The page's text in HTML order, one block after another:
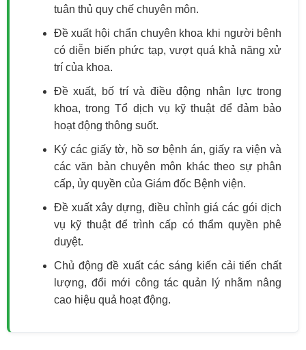
tuân thủ quy chế chuyên môn.
Đề xuất hội chẩn chuyên khoa khi người bệnh
có diễn biến phức tạp, vượt quá khả năng xử
trí của khoa.
Đề xuất, bố trí và điều động nhân lực trong
khoa, trong Tổ dịch vụ kỹ thuật để đảm bảo
hoạt động thông suốt.
Ký các giấy tờ, hồ sơ bệnh án, giấy ra viện và
các văn bản chuyên môn khác theo sự phân
cấp, ủy quyền của Giám đốc Bệnh viện.
Đề xuất xây dựng, điều chỉnh giá các gói dịch
vụ kỹ thuật để trình cấp có thẩm quyền phê
duyệt.
Chủ động đề xuất các sáng kiến cải tiến chất
lượng, đổi mới công tác quản lý nhằm nâng
cao hiệu quả hoạt động.